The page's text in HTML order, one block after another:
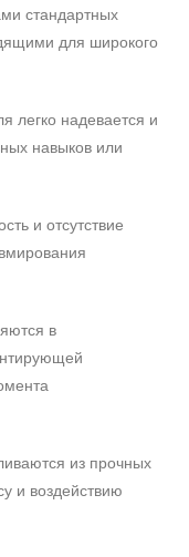
стандартных
для широкого
легко надевается и
навыков или
и отсутствие
в
из прочных
и воздействию